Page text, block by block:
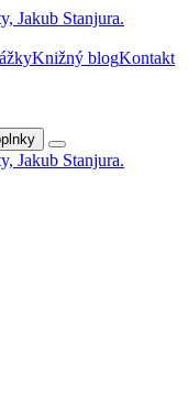
Knižný blogKontakt